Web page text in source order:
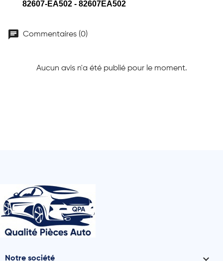
82607-EA502 - 82607EA502
chat Commentaires (0)
Aucun avis n'a été publié pour le moment.
Notre société